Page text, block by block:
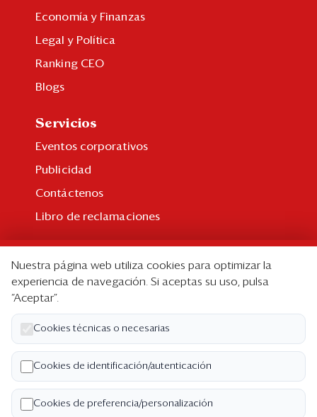
Economía y Finanzas
Legal y Política
Ranking CEO
Blogs
Servicios
Eventos corporativos
Publicidad
Contáctenos
Libro de reclamaciones
Suscripción individual
Paquetes corporativos
Edición Impresa
Nosotros
Quiénes somos
Código de ética
Nuestra página web utiliza cookies para optimizar la
experiencia de navegación. Si aceptas su uso, pulsa
“Aceptar”.
Cookies técnicas o necesarias
Cookies de identificación/autenticación
Cookies de preferencia/personalización